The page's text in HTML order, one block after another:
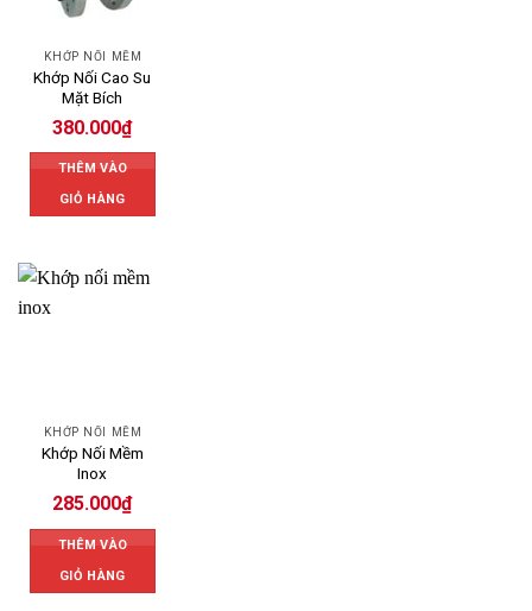
KHỚP NỐI MỀM
Khớp Nối Cao Su
Mặt Bích
380.000₫
THÊM VÀO
GIỎ HÀNG
KHỚP NỐI MỀM
Khớp Nối Mềm
Inox
285.000₫
THÊM VÀO
GIỎ HÀNG